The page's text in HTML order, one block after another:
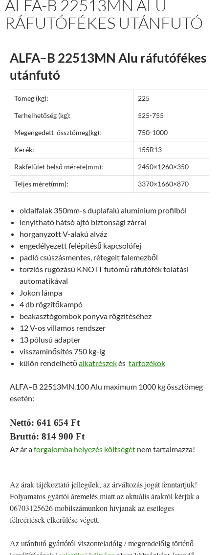
ALFA-B 22513MN ALU
RÁFUTÓFÉKES UTÁNFUTÓ
ALFA–B 22513MN Alu ráfutófékes
utánfutó
Tömeg (kg): 225
Terhelhetőség (kg): 525-755
Megengedett össztömeg(kg): 750-1000
Kerék: 155R13
Rakfelület belső mérete(mm): 2450×1260×350
Teljes méret(mm): 3370×1660×870
oldalfalak 350mm-s duplafalú alumínium profilból
lenyitható hátsó ajtó biztonsági zárral
horganyzott V-alakú alváz
engedélyezett felépítésű kapcsolófej
padló csúszásmentes, rétegelt falemezből
torziós rugózású KNOTT futómű ráfutófék tolatási
automatikával
Jokon lámpa
4 db rögzítőkampó
beakasztógombok ponyva rögzítéséhez
12 V-os villamos rendszer
13 pólusú adapter
visszaminősítés 750 kg-ig
külön rendelhetőalkatrészekés tartozékok
ALFA–B 22513MN.100 Alu maximum 1000 kg össztömeg
esetén:
Nettó: 641 654 Ft
Bruttó: 814 900 Ft
Az ár aforgalomba helyezés költségét nem tartalmazza!
Az árak tájékoztató jellegűek, az árváltozás jogát fenntartjuk!
Folyamatos gyártói áremelés miatt az aktuális árakról kérjük a
06703125626 mobilszámunkon hívjanak az esetleges
félreértések elkerülése végett.
Az utánfutó gyártótól viszonteladóig / megrendelőig történő